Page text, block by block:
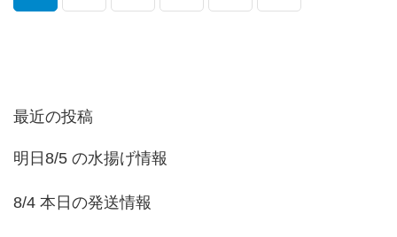
最近の投稿
明日8/5 の水揚げ情報
8/4 本日の発送情報